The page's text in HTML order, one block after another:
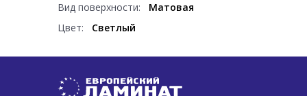
Вид поверхности:
Матовая
Цвет:
Светлый